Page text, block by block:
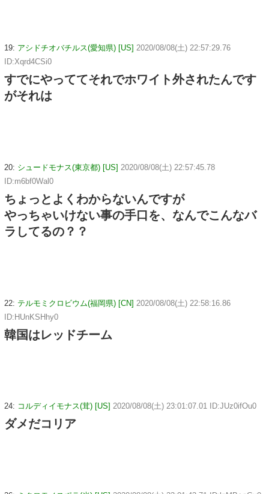
19: アシドチオバチルス(愛知県) [US] 2020/08/08(土) 22:57:29.76
ID:Xqrd4CSi0
すでにやっててそれでホワイト外されたんです
がそれは
20: シュードモナス(東京都) [US] 2020/08/08(土) 22:57:45.78
ID:m6bf0Wal0
ちょっとよくわからないんですが
やっちゃいけない事の手口を、なんでこんなバ
ラしてるの？？
22: テルモミクロビウム(福岡県) [CN] 2020/08/08(土) 22:58:16.86
ID:HUnKSHhy0
韓国はレッドチーム
24: コルディイモナス(茸) [US] 2020/08/08(土) 23:01:07.01 ID:JUz0ifOu0
ダメだコリア